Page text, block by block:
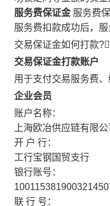
服务费保证金 服务费
服务费扣款成功后，服
交易保证金如何打款?
交易保证金打款账户
用于支付交易服务费
企业会员
账户名称：
上海欧冶供应链有限公
开 户 行：
工行宝钢国贸支行
银行账号：
联 行 号：